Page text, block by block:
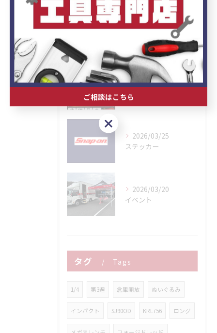
最近の投稿
Recent
Posts
2026/04/30
GWガレージセール
2026/03/25
ステッカー
2026/03/20
イベント
タグ Tags
1/4 第3週 倉庫開放 ぬいぐるみ
インパクト SJ90OD KRL756 ロング
ご相談はこちら
ご相談はこちら